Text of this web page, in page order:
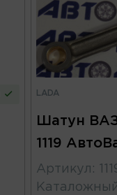
LADA
Шатун ВАЗ-
1119
Артикул :